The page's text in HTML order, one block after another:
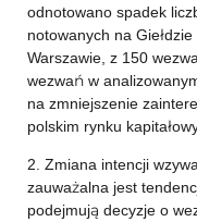
odnotowano spadek
notowanych na
Warszawie, z 150
wezwań w
na zmniejszenie
polskim rynku
2. Zmiana intencji
zauważalna jest
podejmują decyzje o